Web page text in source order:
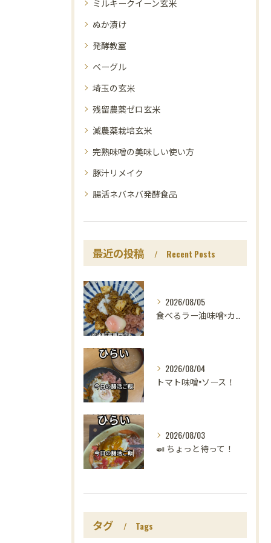
ミルキークイーン玄米
ぬか漬け
発酵教室
ベーグル
埼玉の玄米
残留農薬ゼロ玄米
減農薬栽培玄米
完熟味噌の美味しい使い方
豚汁リメイク
腸活ネバネバ発酵食品
最近の投稿 Recent Posts
2026/08/05
食べるラー油味噌×カレー！
2026/08/04
トマト味噌×ソース！
2026/08/03
🍛 ちょっと待って！
タグ Tags